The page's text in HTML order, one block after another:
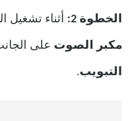
الخطوة 2: أثناء تشغيل
مكبر الصوت على
التبويب.